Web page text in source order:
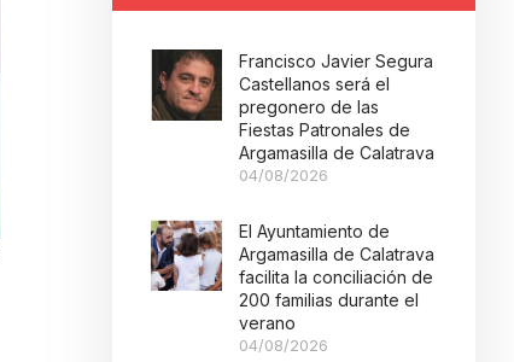
Francisco Javier Segura
Castellanos será el
pregonero de las
Fiestas Patronales de
Argamasilla de Calatrava
04/08/2026
El Ayuntamiento de
Argamasilla de Calatrava
facilita la conciliación de
200 familias durante el
verano
04/08/2026